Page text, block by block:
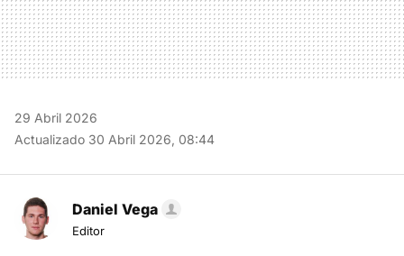
29 Abril 2026
Actualizado 30 Abril 2026, 08:44
Daniel Vega
Editor